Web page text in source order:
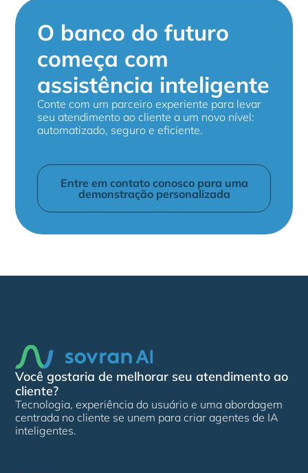
O banco do futuro
começa com
assistência inteligente
Conte com um parceiro experiente para levar
seu atendimento ao cliente a um novo nível:
automatizado, seguro e eficiente.
Entre em contato conosco para uma
demonstração personalizada
Você gostaria de melhorar seu atendimento ao
cliente?
Tecnologia, experiência do usuário e uma abordagem
centrada no cliente se unem para criar agentes de IA
inteligentes.